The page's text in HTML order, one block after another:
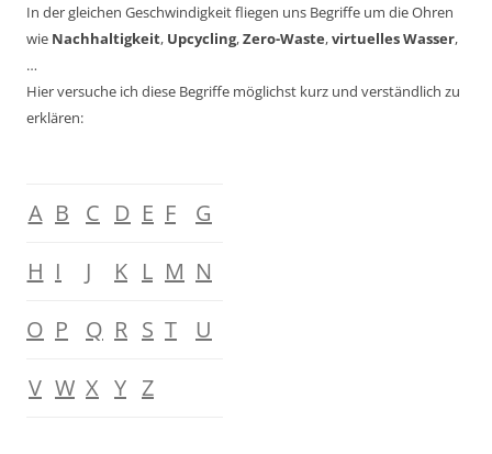
In der gleichen Geschwindigkeit fliegen uns Begriffe um die Ohren
wie Nachhaltigkeit, Upcycling,Zero-Waste,virtuelles Wasser,
…
Hier versuche ich diese Begriffe möglichst kurz und verständlich zu
erklären:
A B C D E F
G
H I J K L M N
O P Q R S T
U
V W X Y Z